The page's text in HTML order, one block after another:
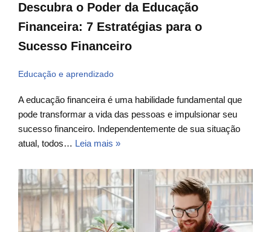
Descubra o Poder da Educação
Financeira: 7 Estratégias para o
Sucesso Financeiro
Educação e aprendizado
A educação financeira é uma habilidade fundamental que
pode transformar a vida das pessoas e impulsionar seu
sucesso financeiro. Independentemente de sua situação
atual, todos… Leia mais »